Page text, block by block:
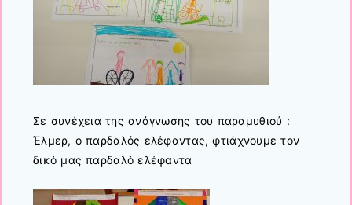
Σε συνέχεια της ανάγνωσης του παραμυθιού :
Έλμερ, ο παρδαλός ελέφαντας, φτιάχνουμε τον
δικό μας παρδαλό ελέφαντα